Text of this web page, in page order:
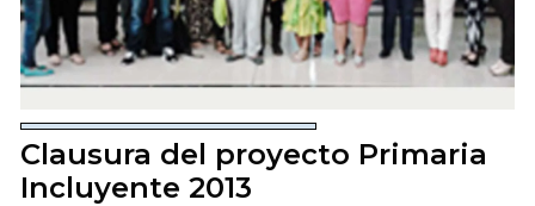
Clausura del proyecto Primaria
Incluyente 2013